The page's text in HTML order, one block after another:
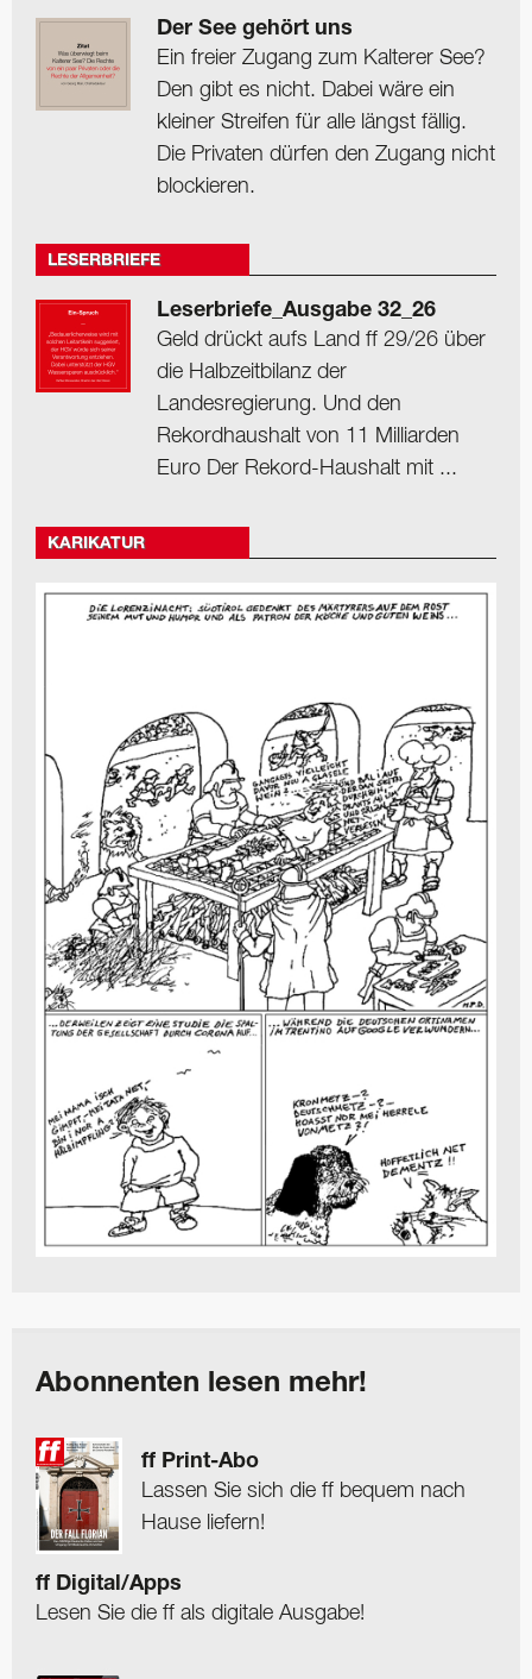
Der See gehört uns
Ein freier Zugang zum Kalterer See?
Den gibt es nicht. Dabei wäre ein
kleiner Streifen für alle längst fällig.
Die Privaten dürfen den Zugang nicht
blockieren.
LESERBRIEFE
Leserbriefe_Ausgabe 32_26
Geld drückt aufs Land ff 29/26 über
die Halbzeitbilanz der
Landesregierung. Und den
Rekordhaushalt von 11 Milliarden
Euro Der Rekord-Haushalt mit ...
KARIKATUR
Abonnenten lesen mehr!
ff Print-Abo
Lassen Sie sich die ff bequem nach
Hause liefern!
ff Digital/Apps
Lesen Sie die ff als digitale Ausgabe!